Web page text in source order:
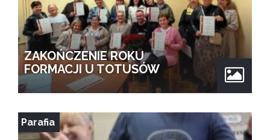
ZAKOŃCZENIE ROKU
FORMACJI U TOTUSÓW
Parafia